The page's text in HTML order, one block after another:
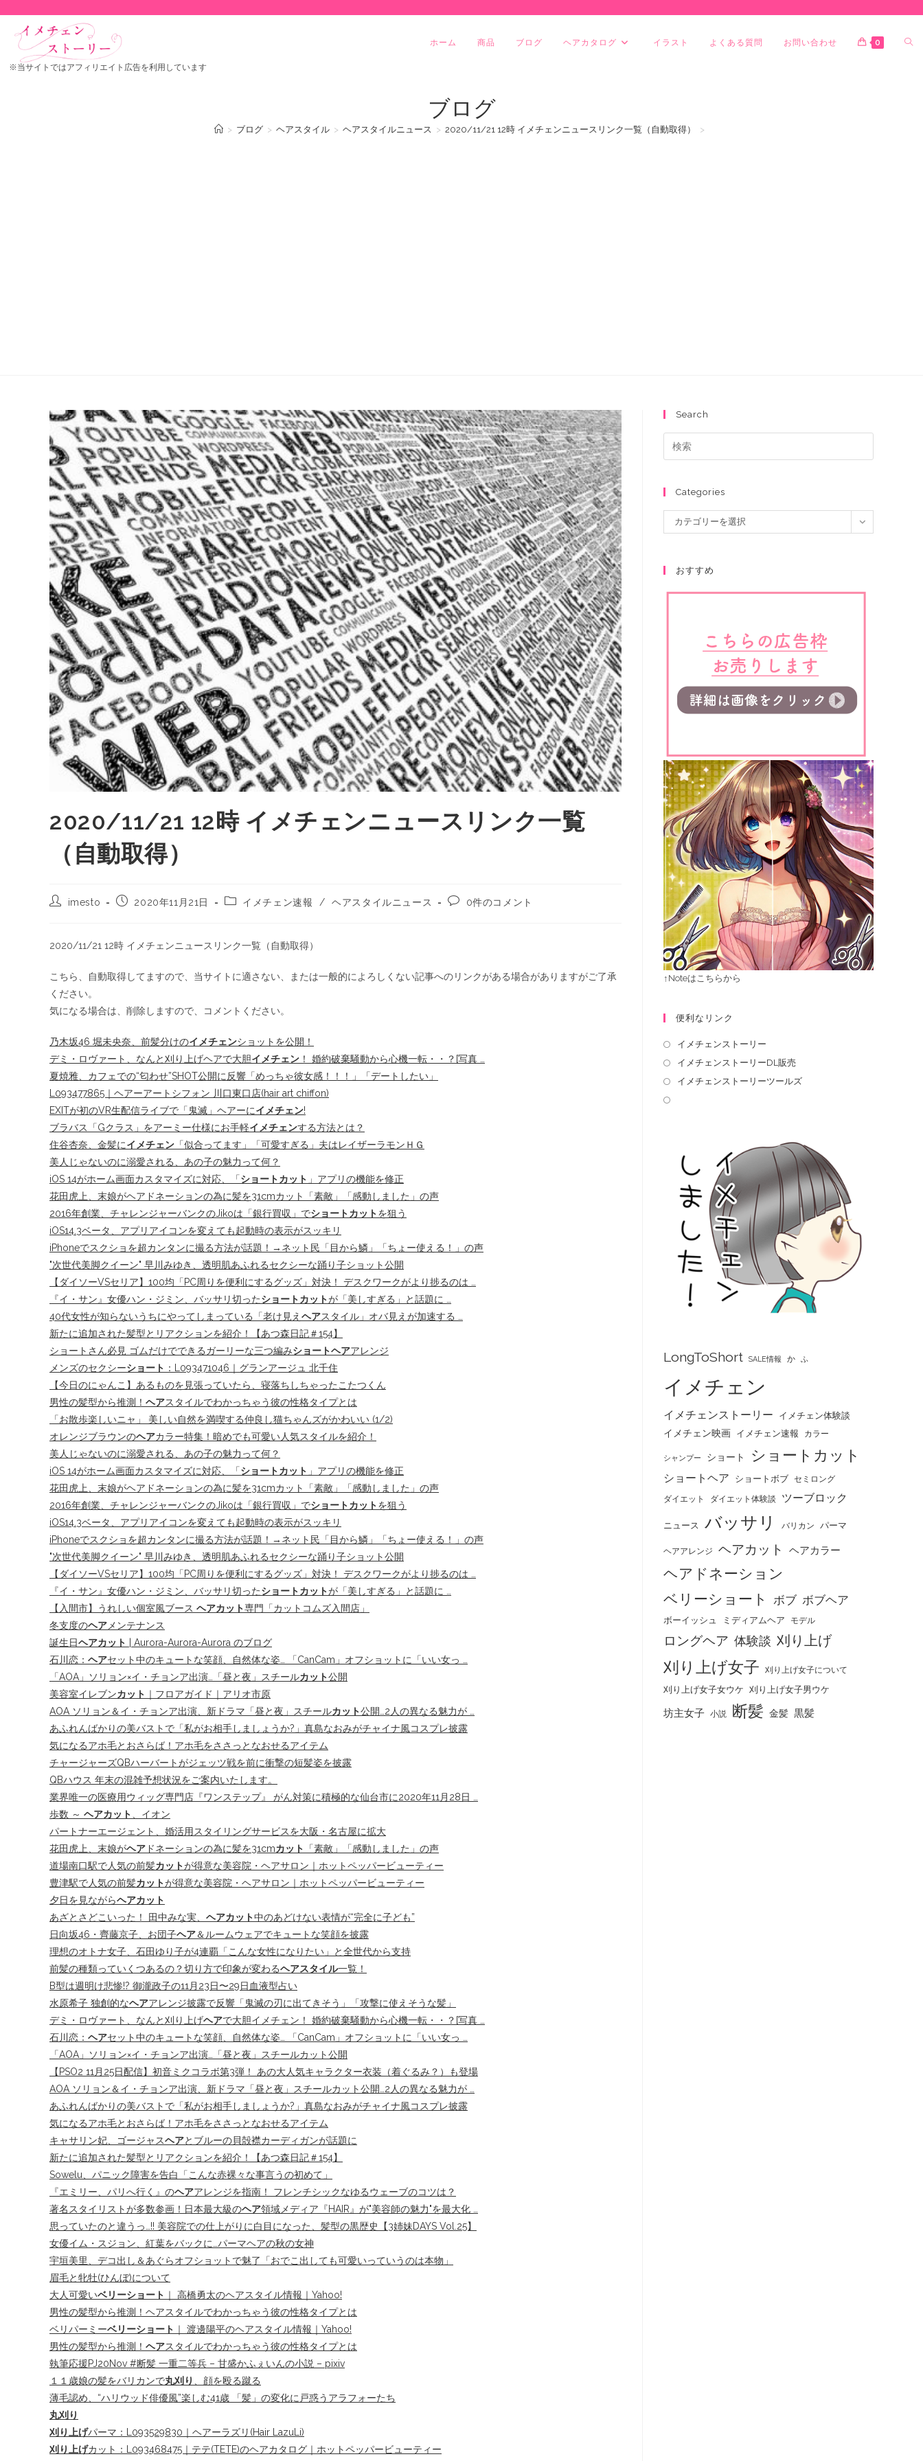
※当サイトではアフィリエイト広告を利用しています
ホーム 商品 ブログ ヘアカタログ イラスト よくある質問 お問い合わせ 0
ブログ
> ブログ > ヘアスタイル > ヘアスタイルニュース > 2020/11/21 12時 イメチェンニュースリンク一覧（自動取得） >
2020/11/21 12時 イメチェンニュースリンク一覧
（自動取得）
imesto 2020年11月21日 イメチェン速報 / ヘアスタイルニュース 0件のコメント
2020/11/21 12時 イメチェンニュースリンク一覧（自動取得）
こちら、自動取得してますので、当サイトに適さない、または一般的によろしくない記事へのリンクがある場合がありますがご了承
ください。
気になる場合は、削除しますので、コメントください。
乃木坂46 堀未央奈、前髪分けのイメチェンショットを公開！
デミ・ロヴァート、なんと刈り上げヘアで大胆イメチェン ！ 婚約破棄騒動から心機一転・・？[写真 …
夏焼雅、カフェでの“匂わせ”SHOT公開に反響「めっちゃ彼女感！！！」「デートしたい」
L093477865｜ヘアーアートシフォン 川口東口店(hair art chiffon)
EXITが初のVR生配信ライブで「鬼滅」ヘアーにイメチェン!
ブラバス「Gクラス」をアーミー仕様にお手軽イメチェンする方法とは？
住谷杏奈、金髪にイメチェン 「似合ってます」「可愛すぎる」夫はレイザーラモンＨＧ
美人じゃないのに溺愛される、あの子の魅力って何？
iOS 14がホーム画面カスタマイズに対応、「ショートカット 」アプリの機能を修正
花田虎上、末娘がヘアドネーションの為に髪を31cmカット「素敵」「感動しました」の声
2016年創業、チャレンジャーバンクのJikoは「銀行買収」でショートカットを狙う
iOS14.3ベータ、アプリアイコンを変えても起動時の表示がスッキリ
iPhoneでスクショを超カンタンに撮る方法が話題！→ネット民「目から鱗」「ちょー使える！」の声
"次世代美脚クイーン" 早川みゆき、透明肌あふれるセクシーな踊り子ショット公開
【ダイソーVSセリア】100均「PC周りを便利にするグッズ」対決！ デスクワークがより捗るのは …
『イ・サン』女優ハン・ジミン、バッサリ切ったショートカットが「美しすぎる」と話題に …
40代女性が知らないうちにやってしまっている「老け見え ヘアスタイル」オバ見えが加速する …
新たに追加された髪型とリアクションを紹介！【あつ森日記＃154】
ショートさん必見 ゴムだけでできるガーリーな三つ編みショートヘアアレンジ
メンズのセクシーショート ：L093471046｜グランアージュ 北千住
【今日のにゃんこ】あるものを見張っていたら、寝落ちしちゃったこたつくん
男性の髪型から推測！ ヘアスタイルでわかっちゃう彼の性格タイプとは
「お散歩楽しいニャ」 美しい自然を満喫する仲良し猫ちゃんズがかわいい (1/2)
オレンジブラウンのヘアカラー特集！暗めでも可愛い人気スタイルを紹介！
美人じゃないのに溺愛される、あの子の魅力って何？
iOS 14がホーム画面カスタマイズに対応、「ショートカット 」アプリの機能を修正
花田虎上、末娘がヘアドネーションの為に髪を31cmカット「素敵」「感動しました」の声
2016年創業、チャレンジャーバンクのJikoは「銀行買収」でショートカットを狙う
iOS14.3ベータ、アプリアイコンを変えても起動時の表示がスッキリ
iPhoneでスクショを超カンタンに撮る方法が話題！→ネット民「目から鱗」「ちょー使える！」の声
"次世代美脚クイーン" 早川みゆき、透明肌あふれるセクシーな踊り子ショット公開
【ダイソーVSセリア】100均「PC周りを便利にするグッズ」対決！ デスクワークがより捗るのは …
『イ・サン』女優ハン・ジミン、バッサリ切ったショートカットが「美しすぎる」と話題に …
【入間市】うれしい個室風ブース ヘアカット専門「カットコムズ入間店」
冬支度のヘアメンテナンス
誕生日ヘアカット
| Aurora-Aurora-Aurora のブログ
石川恋： ヘアセット中のキュートな笑顔、自然体な姿… 「CanCam」オフショットに「いい女っ …
「AOA」ソリョン×イ・チョンア出演…「昼と夜」スチールカット公開
美容室イレブンカット ｜フロアガイド｜アリオ市原
AOA ソリョン＆イ・チョンア出演、新ドラマ「昼と夜」スチールカット公開…2人の異なる魅力が …
あふれんばかりの美バストで「私がお相手しましょうか?」真島なおみがチャイナ風コスプレ披露
気になるアホ毛とおさらば！アホ毛をささっとなおせるアイテム
チャージャーズQBハーバートがジェッツ戦を前に衝撃の短髪姿を披露
QBハウス 年末の混雑予想状況をご案内いたします。
業界唯一の医療用ウィッグ専門店『ワンステップ』 がん対策に積極的な仙台市に2020年11月28日 …
歩数 ～ ヘアカット、イオン
パートナーエージェント、婚活用スタイリングサービスを大阪・名古屋に拡大
花田虎上、末娘がヘア ドネーションの為に髪を31cmカット
「素敵」「感動しました」の声
道場南口駅で人気の前髪カットが得意な美容院・ヘアサロン｜ホットペッパービューティー
豊津駅で人気の前髪カットが得意な美容院・ヘアサロン｜ホットペッパービューティー
夕日を見ながらヘアカット
あざとさどこいった！ 田中みな実、 ヘアカット中のあどけない表情が“完全に子ども”
日向坂46・齊藤京子、お団子ヘア＆ルームウェアでキュートな笑顔を披露
理想のオトナ女子、石田ゆり子が4連覇「こんな女性になりたい」と全世代から支持
前髪の種類っていくつあるの？切り方で印象が変わるヘアスタイル一覧！
B型は週明け悲惨!? 御瀧政子の11月23日〜29日血液型占い
水原希子 独創的なヘアアレンジ披露で反響「鬼滅の刃に出てきそう」「攻撃に使えそうな髪」
デミ・ロヴァート、なんと刈り上げヘアで大胆イメチェン！ 婚約破棄騒動から心機一転・・？[写真 …
石川恋： ヘアセット中のキュートな笑顔、自然体な姿… 「CanCam」オフショットに「いい女っ …
「AOA」ソリョン×イ・チョンア出演…「昼と夜」スチールカット公開
【PSO2 11月25日配信】初音ミクコラボ第3弾！ あの大人気キャラクター衣装（着ぐるみ？）も登場
AOA ソリョン＆イ・チョンア出演、新ドラマ「昼と夜」スチールカット公開…2人の異なる魅力が …
あふれんばかりの美バストで「私がお相手しましょうか?」真島なおみがチャイナ風コスプレ披露
気になるアホ毛とおさらば！アホ毛をささっとなおせるアイテム
キャサリン妃、ゴージャスヘアとブルーの貝殻襟カーディガンが話題に
新たに追加された髪型とリアクションを紹介！【あつ森日記＃154】
Sowelu、パニック障害を告白「こんな赤裸々な事言うの初めて」
『エミリー、パリへ行く』のヘアアレンジを指南！ フレンチシックなゆるウェーブのコツは？
著名スタイリストが多数参画！日本最大級のヘア領域メディア『HAIR』が"美容師の魅力"を最大化 …
思っていたのと違うっ…!! 美容院での仕上がりに白目になった、髪型の黒歴史【3姉妹DAYS Vol.25】
女優イム・スジョン、紅葉をバックに…パーマヘアの秋の女神
宇垣美里、デコ出し＆あぐらオフショットで魅了「おでこ出しても可愛いっていうのは本物」
眉毛と牝牡(ひんぼ)について
大人可愛いベリーショート ｜ 高橋勇太のヘアスタイル情報｜Yahoo!
男性の髪型から推測！ヘアスタイルでわかっちゃう彼の性格タイプとは
ベリパーミーベリーショート ｜ 渡邊陽平のヘアスタイル情報｜Yahoo!
男性の髪型から推測！ ヘアスタイルでわかっちゃう彼の性格タイプとは
執筆応援PJ20Nov #断髪 一重二等兵 – 甘盛かふぇいんの小説 – pixiv
１１歳娘の髪をバリカンで丸刈り 、顔を殴る蹴る
薄毛認め、“ハリウッド俳優風”楽しむ41歳 「髪」の変化に戸惑うアラフォーたち
丸刈り
刈り上げパーマ：L093529830｜ヘアーラズリ(Hair LazuLi)
刈り上げカット：L093468475｜テテ(TETE)のヘアカタログ｜ホットペッパービューティー
Search
Categories
カテゴリーを選択
おすすめ
↑Noteはこちらから
便利なリンク
イメチェンストーリー
イメチェンストーリーDL販売
イメチェンストーリーツールズ
LongToShort SALE情報 か ふ
イメチェン
イメチェンストーリー イメチェン体験談
イメチェン映画 イメチェン速報 カラー
シャンプー ショート ショートカット
ショートヘア ショートボブ セミロング
ダイエット ダイエット体験談 ツーブロック
ニュース バッサリ バリカン パーマ
ヘアアレンジ ヘアカット ヘアカラー
ヘアドネーション
ベリーショート
ボブ ボブヘア
ボーイッシュ ミディアムヘア モデル
ロングヘア 体験談 刈り上げ
刈り上げ女子 刈り上げ女子について
刈り上げ女子女ウケ 刈り上げ女子男ウケ
坊主女子 小説 断髪 金髪 黒髪